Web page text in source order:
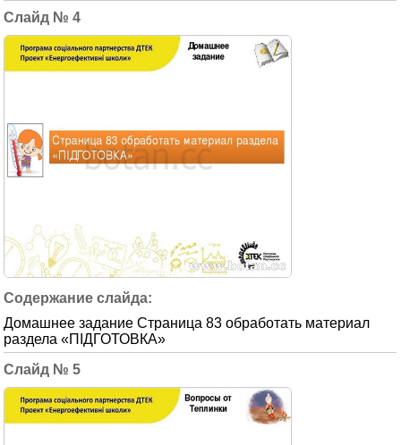
4
Домашнее задание Страница 83 обработать материал
раздела «ПІДГОТОВКА»
5